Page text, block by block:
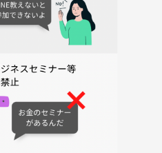
、ぜひ気軽にご参加ください！みな
ます✨⚽️